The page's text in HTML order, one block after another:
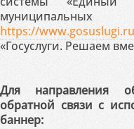
https://www.gosuslugi.ru
«Госуслуги. Решаем
Для направления
обратной связи с
баннер: